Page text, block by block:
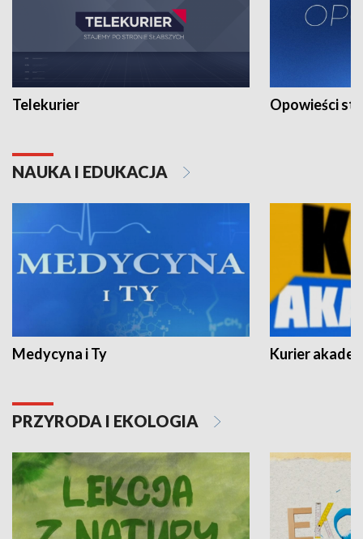
Telekurier Opowieści
NAUKA I EDUKACJA
Medycyna i Ty Kurier
PRZYRODA I EKOLOGIA